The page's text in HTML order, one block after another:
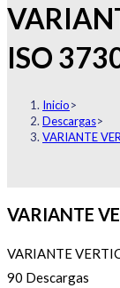
ISO
Inicio>
Descargas>
VARIANTE
VARIANTE
VARIANTE
90 Descargas